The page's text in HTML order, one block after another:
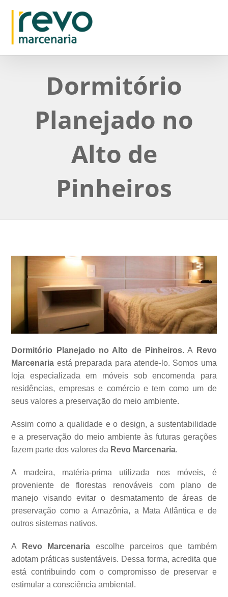
Dormitório
Planejado no
Alto de
Pinheiros
Dormitório Planejado no Alto de Pinheiros. A
Revo
Marcenaria está preparada para atende-lo. Somos uma
loja especializada em móveis sob encomenda para
residências, empresas e comércio e tem como um de
seus valores a preservação do meio ambiente.
Assim como a qualidade e o design, a sustentabilidade
e a preservação do meio ambiente às futuras gerações
fazem parte dos valores da Revo Marcenaria.
A madeira, matéria-prima utilizada nos móveis, é
proveniente de florestas renováveis com plano de
manejo visando evitar o desmatamento de áreas de
preservação como a Amazônia, a Mata Atlântica e de
outros sistemas nativos.
A Revo Marcenaria escolhe parceiros que também
adotam práticas sustentáveis. Dessa forma, acredita que
está contribuindo com o compromisso de preservar e
estimular a consciência ambiental.